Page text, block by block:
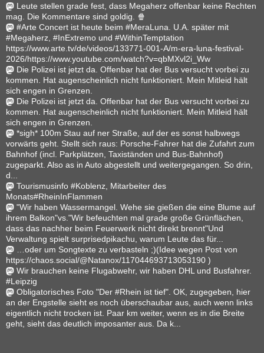
Leute stellen grade fest, dass Megaherz offenbar keine Rechten
mag. Die Kommentare sind goldig. 🍿
#Arte Concert ist heute beim #MeraLuna. U.A. später mit
#Megaherz, #InExtremo und #WithinTemptation
https://www.arte.tv/de/videos/133771-001-A/m-era-luna-festival-
2026/https://www.youtube.com/watch?v=qbMXvl2i_Ww
Die Polizei ist jetzt da. Offenbar hat der Bus versucht vorbei zu
kommen. Hat augenscheinlich nicht funktioniert. Mein Mitleid hält
sich engen in Grenzen.
Die Polizei ist jetzt da. Offenbar hat der Bus versucht vorbei zu
kommen. Hat augenscheinlich nicht funktioniert. Mein Mitleid hält
sich engen in Grenzen.
*sigh* 100m Stau auf ner Straße, auf der es sonst halbwegs
vorwärts geht. Stellt sich raus: Porsche-Fahrer hat die Zufahrt zum
Bahnhof (incl. Parkplätzen, Taxiständen und Bus-Bahnhof)
zugeparkt. Also as in Auto abgestellt und weitergegangen. So drin,
d...
Tourismusinfo #Koblenz, Mitarbeiter des
Monats#RheinInFlammen
"Wir haben Wassermangel. Wehe sie gießen die eine Blume auf
ihrem Balkon"vs."Wir befeuchten mal grade große Grünflächen,
dass das nachher beim Feuerwerk nicht direkt brennt"Und
Verwaltung spielt surprisedpikachu, warum Leute das für...
…oder um Songtexte zu verbasteln ;)(Idee wegen Post von
https://chaos.social/@Natanox/117044693713053190 )
Wir brauchen keine Flugabwehr, wir haben DHL und Busfahrer.
#Leipzig
Obligatorisches Foto "Der #Rhein ist tief". OK, zugegeben, hier
an der Engstelle sieht es noch überschaubar aus, auch wenn links
eigentlich nicht trocken ist. Paar km weiter, wenn es in die Breite
geht, sieht das deutlich imposanter aus. Da k...